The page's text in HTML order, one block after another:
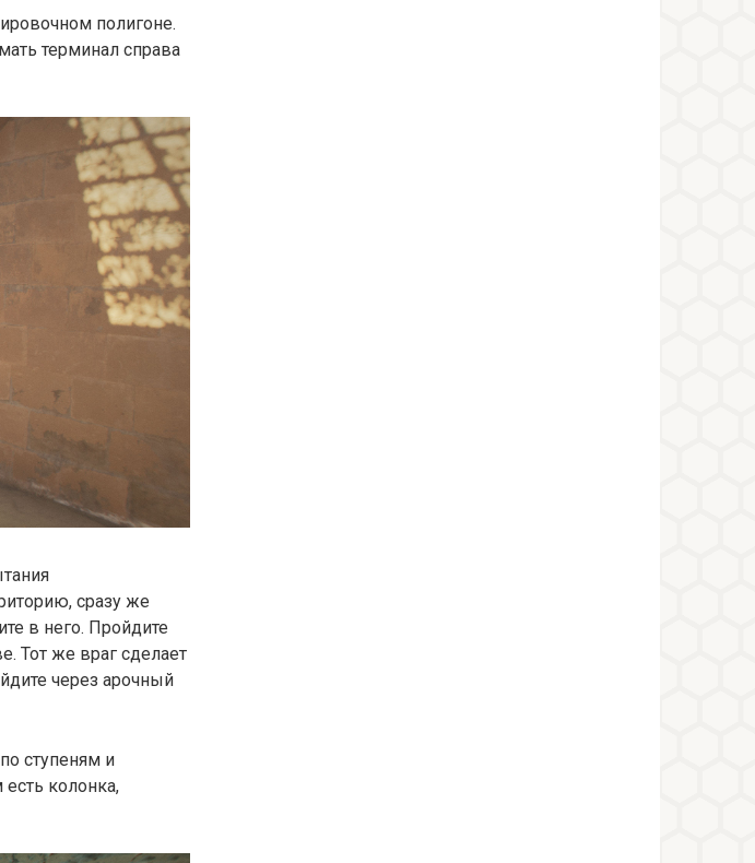
полигоне.
терминал справа
сразу же
в него. Пройдите
Тот же враг сделает
через арочный
ступеням и
есть колонка,